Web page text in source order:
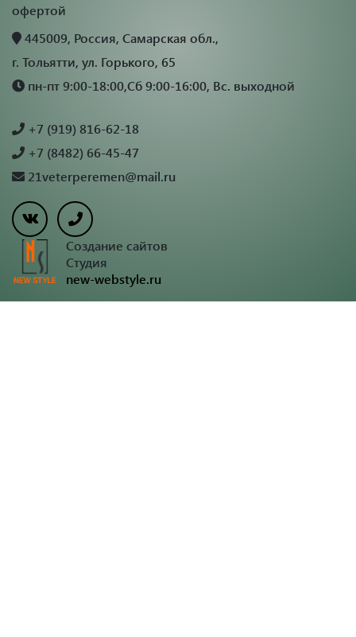
офертой
445009, Россия, Самарская обл.,
г. Тольятти, ул. Горького, 65
пн-пт 9:00-18:00,Сб 9:00-16:00, Вс. выходной
+7 (919) 816-62-18
+7 (8482) 66-45-47
21veterperemen@mail.ru
Создание сайтов
Студия
new-webstyle.ru